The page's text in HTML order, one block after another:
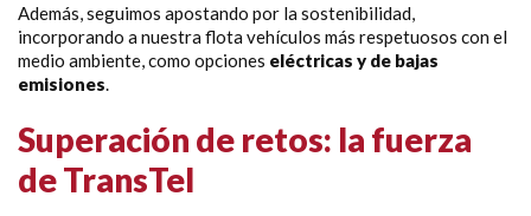
Además, seguimos apostando por la sostenibilidad,
incorporando a nuestra flota vehículos más respetuosos con el
medio ambiente, como opciones eléctricas y de bajas
emisiones
Superación de retos: la fuerza
de TransTel